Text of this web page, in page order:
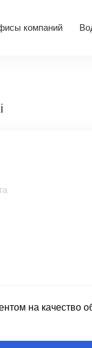
компаний
на качество